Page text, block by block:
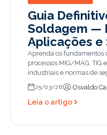
Guia
Soldagem —
Aplicações e
Aprenda os fundamentos
processos MIG/MAG, TIG
industriais e normas de
25/03/26 Osvaldo
Leia o artigo